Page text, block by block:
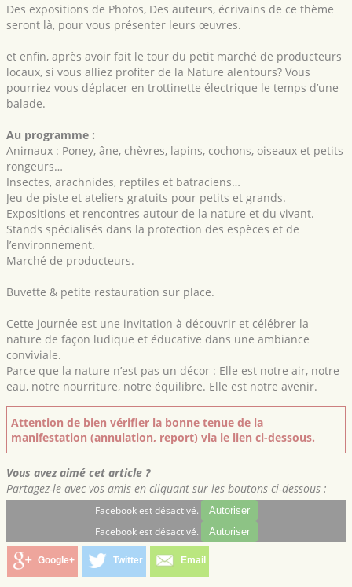
Des expositions de Photos, Des auteurs, écrivains de ce thème
seront là, pour vous présenter leurs œuvres.
et enfin, après avoir fait le tour du petit marché de producteurs
locaux, si vous alliez profiter de la Nature alentours? Vous
pourriez vous déplacer en trottinette électrique le temps d’une
balade.
Au programme :
Animaux : Poney, âne, chèvres, lapins, cochons, oiseaux et petits
rongeurs…
Insectes, arachnides, reptiles et batraciens…
Jeu de piste et ateliers gratuits pour petits et grands.
Expositions et rencontres autour de la nature et du vivant.
Stands spécialisés dans la protection des espèces et de
l’environnement.
Marché de producteurs.
Buvette & petite restauration sur place.
Cette journée est une invitation à découvrir et célébrer la
nature de façon ludique et éducative dans une ambiance
conviviale.
Parce que la nature n’est pas un décor : Elle est notre air, notre
eau, notre nourriture, notre équilibre. Elle est notre avenir.
Attention de bien vérifier la bonne tenue de la
manifestation (annulation, report) via le lien ci-dessous.
Vous avez aimé cet article ?
Partagez-le avec vos amis en cliquant sur les boutons ci-dessous :
Facebook est désactivé. Autoriser
Facebook est désactivé. Autoriser
Google+ Twitter Email